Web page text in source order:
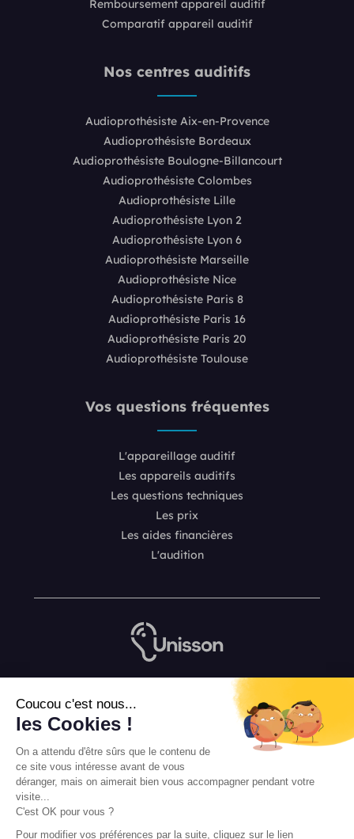
Coucou c'est nous...
les Cookies !
On a attendu d'être sûrs que le contenu de
ce site vous intéresse avant de vous
déranger, mais on aimerait bien vous accompagner pendant votre
visite...
C'est OK pour vous ?
Pour modifier vos préférences par la suite, cliquez sur le lien
Remboursement appareil auditif
Comparatif appareil auditif
Nos centres auditifs
Audioprothésiste Aix-en-Provence
Audioprothésiste Bordeaux
Audioprothésiste Boulogne-Billancourt
Audioprothésiste Colombes
Audioprothésiste Lille
Audioprothésiste Lyon 2
Audioprothésiste Lyon 6
Audioprothésiste Marseille
Audioprothésiste Nice
Audioprothésiste Paris 8
Audioprothésiste Paris 16
Audioprothésiste Paris 20
Audioprothésiste Toulouse
Vos questions fréquentes
L'appareillage auditif
Les appareils auditifs
Les questions techniques
Les prix
Les aides financières
L'audition
L’équipe de rédaction Unisson
Conditions Générales de Vente